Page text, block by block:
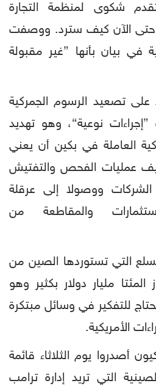
شكوى لمنظمة التجارة
حتى الآن كيف سترد. ووصفت
في بيان بأنها ”غير مقبولة
على تصعيد الرسوم الجمركية
نوعية“، وهو تهديد
العاملة في بكين أن يعني
عمليات الفحص والتفتيش
ووصولا إلى عرقلة
والمقاطعة من
التي تستوردها الصين من
المئتا مليار دولار بكثير وهو
للتفكير في وسائل مبتكرة
الأمريكية.
أصدروا يوم الثلاثاء قائمة
التي تريد إدارة ترامب